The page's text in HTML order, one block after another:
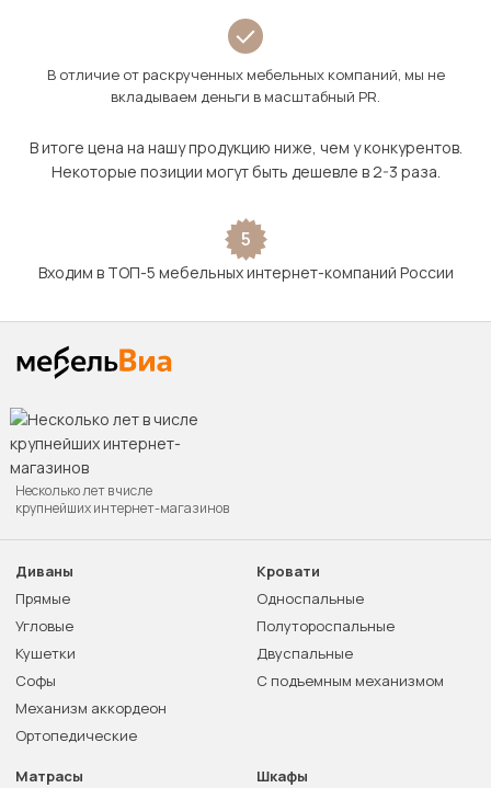
В отличие от раскрученных мебельных компаний, мы не
вкладываем деньги в масштабный PR.
В итоге цена на нашу продукцию ниже, чем у конкурентов.
Некоторые позиции могут быть дешевле в 2-3 раза.
5
Входим в ТОП-5 мебельных интернет-компаний России
Несколько лет в числе
крупнейших интернет-магазинов
Диваны
Прямые
Угловые
Кушетки
Софы
Механизм аккордеон
Ортопедические
Кровати
Односпальные
Полутороспальные
Двуспальные
С подъемным механизмом
Матрасы
Шкафы